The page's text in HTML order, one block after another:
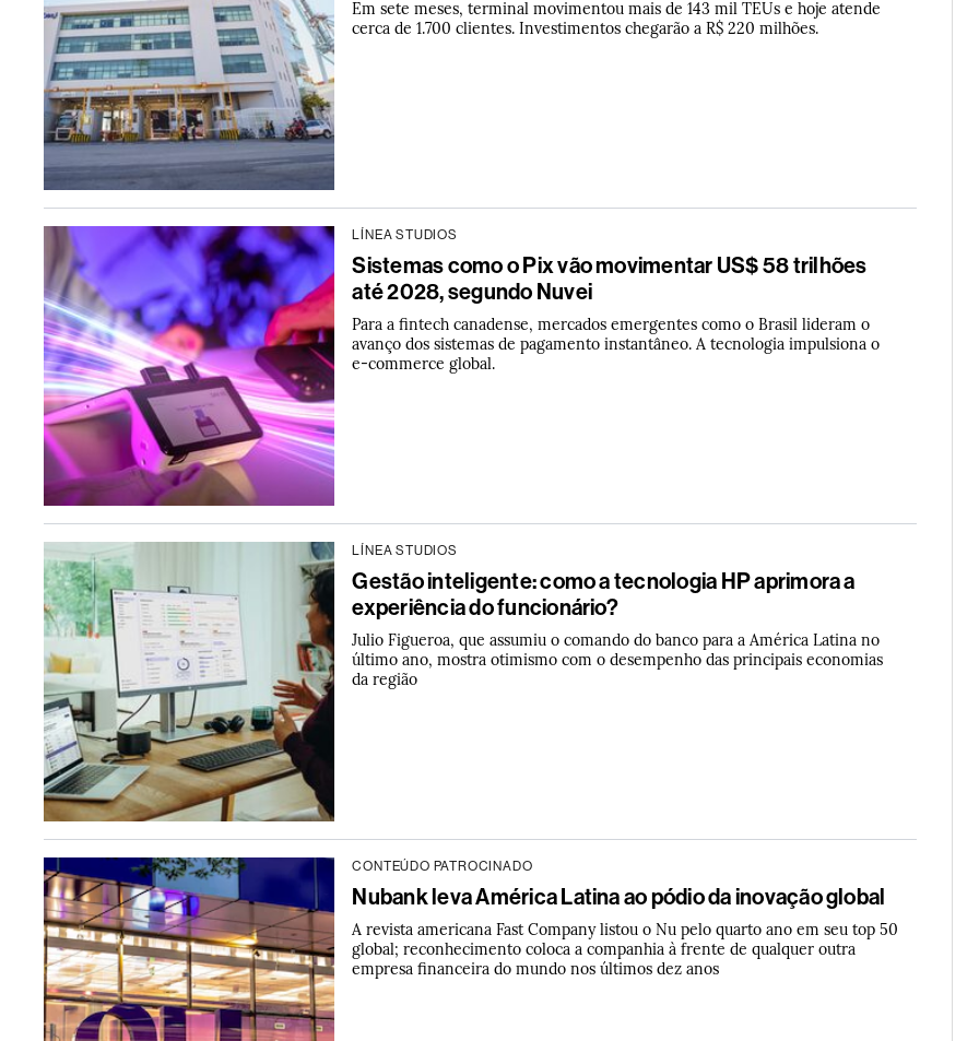
Em sete meses, terminal movimentou mais de 143 mil TEUs e hoje atende
cerca de 1.700 clientes. Investimentos chegarão a R$ 220 milhões.
LÍNEA STUDIOS
Sistemas como o Pix vão movimentar US$ 58 trilhões
até 2028, segundo Nuvei
Para a fintech canadense, mercados emergentes como o Brasil lideram o
avanço dos sistemas de pagamento instantâneo. A tecnologia impulsiona o
e-commerce global.
LÍNEA STUDIOS
Gestão inteligente: como a tecnologia HP aprimora a
experiência do funcionário?
Julio Figueroa, que assumiu o comando do banco para a América Latina no
último ano, mostra otimismo com o desempenho das principais economias
da região
CONTEÚDO PATROCINADO
Nubank leva América Latina ao pódio da inovação global
A revista americana Fast Company listou o Nu pelo quarto ano em seu top 50
global; reconhecimento coloca a companhia à frente de qualquer outra
empresa financeira do mundo nos últimos dez anos